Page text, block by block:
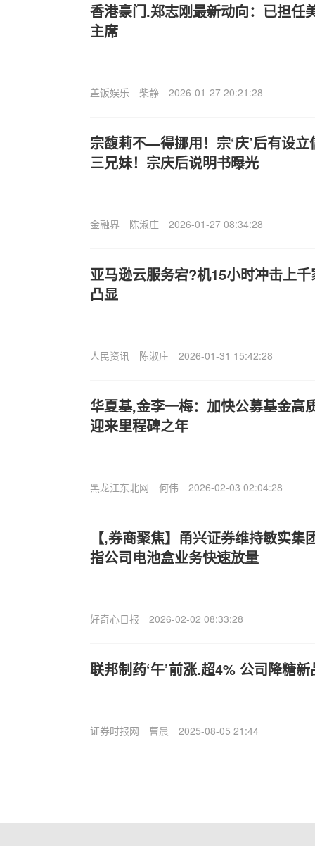
香港豪门.郑志刚最新动向：已担任
主席
盖饭娱乐 柴静 2026-01-27 20:21:28
宗馥莉不—得挪用！宗‘庆’后有设
三兄妹！宗庆后说明书曝光
金融界 陈淑庄 2026-01-27 08:34:28
亚马逊云服务宕?机15小时冲击上
凸显
人民资讯 陈淑庄 2026-01-31 15:42:28
华夏基,金李一梅：加快公募基金高
迎来里程碑之年
黑龙江东北网 何伟 2026-02-03 02:04:28
【,券商聚焦】甬兴证券维持敏实集
指公司电池盒业务快速放量
好奇心日报 2026-02-02 08:33:28
联邦制药‘午’前涨.超4% 公司降糖
证券时报网 曹晨 2025-08-05 21:44